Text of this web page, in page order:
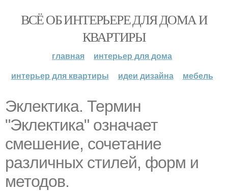
ВСЁ ОБ ИНТЕРЬЕРЕ ДЛЯ ДОМА И
КВАРТИРЫ
главная
интерьер для дома
интерьер для квартиры
идеи дизайна мебель
Эклектика. Термин
"Эклектика" означает
смешение, сочетание
различных стилей, форм и
методов.